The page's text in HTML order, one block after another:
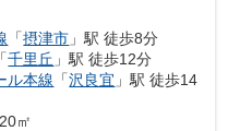
「摂津市 」駅 徒歩8分
「千里丘 」駅 徒歩12分
ル本線 「沢良宜 」駅 徒歩14
㎡